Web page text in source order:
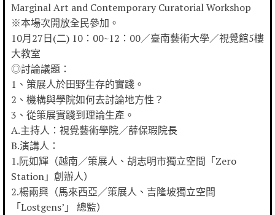
Marginal Art and Contemporary Curatorial Workshop
※本場次開放全民參加。
10月27日(二) 10：00~12：00／臺南藝術大學／視覺館5樓
大教室
◎討論議題：
1、策展人於田野生存的實踐。
2、機構與學院如何去討論地方性？
3、從策展實踐到理論生產。
A.主持人：視覺藝術學院／薛保瑕院長
B.演講人：
1.阮如輝（越南／策展人、胡志明市獨立空間「Zero
Station」創辦人）
2.楊兩興（馬來西亞／策展人、吉隆坡獨立空間
「Lostgens’」 總監）